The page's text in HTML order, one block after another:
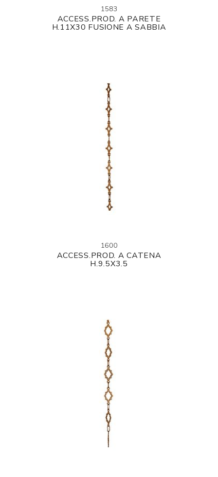
1583
ACCESS.PROD. A PARETE
H.11X30 FUSIONE A SABBIA
1600
ACCESS.PROD. A CATENA
H.9.5X3.5